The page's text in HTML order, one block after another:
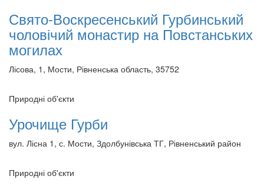
Свято-Воскресенський Гурбинський
чоловічий монастир на Повстанських
могилах
Лісова, 1, Мости, Рівненська область, 35752
Природні об'єкти
Урочище Гурби
вул. Лісна 1, с. Мости, Здолбунівська ТГ, Рівненський район
Природні об'єкти